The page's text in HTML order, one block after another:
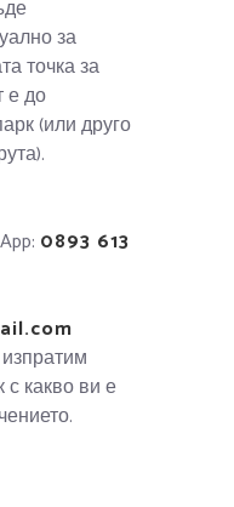
за
точка за
е до
(или друго
0893 613
с какво ви е